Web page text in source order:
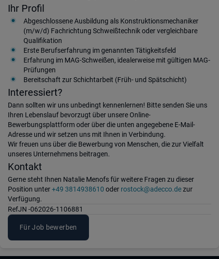
Ihr Profil
Abgeschlossene Ausbildung als Konstruktionsmechaniker
(m/w/d) Fachrichtung Schweißtechnik oder vergleichbare
Qualifikation
Erste Berufserfahrung im genannten Tätigkeitsfeld
Erfahrung im MAG-Schweißen, idealerweise mit gültigen MAG-
Prüfungen
Bereitschaft zur Schichtarbeit (Früh- und Spätschicht)
Interessiert?
Dann sollten wir uns unbedingt kennenlernen! Bitte senden Sie uns
Ihren Lebenslauf bevorzugt über unsere Online-
Bewerbungsplattform oder über die unten angegebene E-Mail-
Adresse und wir setzen uns mit Ihnen in Verbindung.
Wir freuen uns über die Bewerbung von Menschen, die zur Vielfalt
unseres Unternehmens beitragen.
Kontakt
Gerne steht Ihnen Natalie Menofs für weitere Fragen zu dieser
Position unter+49 3814938610 oder rostock@adecco.dezur
Verfügung.
RefJN -062026-1106881
Für Job bewerben